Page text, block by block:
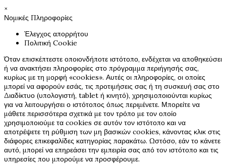
×
Νομικές Πληροφορίες
Έλεγχος απορρήτου
Πολιτική Cookie
Όταν επισκέπτεστε οποιονδήποτε ιστότοπο, ενδέχεται να αποθηκεύσει
ή να ανακτήσει πληροφορίες στο πρόγραμμα περιήγησής σας,
κυρίως με τη μορφή «cookies». Αυτές οι πληροφορίες, οι οποίες
μπορεί να αφορούν εσάς, τις προτιμήσεις σας ή τη συσκευή σας στο
Διαδίκτυο (υπολογιστή, tablet ή κινητό), χρησιμοποιούνται κυρίως
για να λειτουργήσει ο ιστότοπος όπως περιμένετε. Μπορείτε να
μάθετε περισσότερα σχετικά με τον τρόπο με τον οποίο
χρησιμοποιούμε τα cookies σε αυτόν τον ιστότοπο και να
αποτρέψετε τη ρύθμιση των μη βασικών cookies, κάνοντας κλικ στις
διάφορες επικεφαλίδες κατηγορίας παρακάτω. Ωστόσο, εάν το κάνετε
αυτό, μπορεί να επηρεάσει την εμπειρία σας από τον ιστότοπο και τις
υπηρεσίες που μπορούμε να προσφέρουμε.